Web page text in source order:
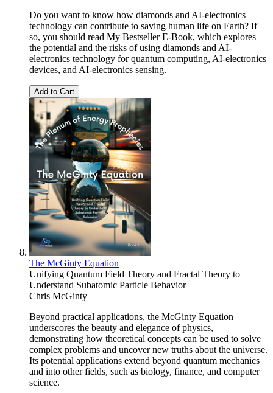
Do you want to know how diamonds and AI-electronics
technology can contribute to saving human life on Earth? If
so, you should read My Bestseller E-Book, which explores
the potential and the risks of using diamonds and AI-
electronics technology for quantum computing, AI-electronics
devices, and AI-electronics sensing.
Add to Cart
The McGinty Equation
Unifying Quantum Field Theory and Fractal Theory to
Understand Subatomic Particle Behavior
Chris McGinty
Beyond practical applications, the McGinty Equation
underscores the beauty and elegance of physics,
demonstrating how theoretical concepts can be used to solve
complex problems and uncover new truths about the universe.
Its potential applications extend beyond quantum mechanics
and into other fields, such as biology, finance, and computer
science.